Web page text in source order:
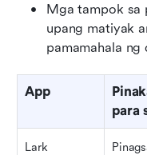
Mga tampok sa
upang matiyak
pamamahala ng
App
para
Lark